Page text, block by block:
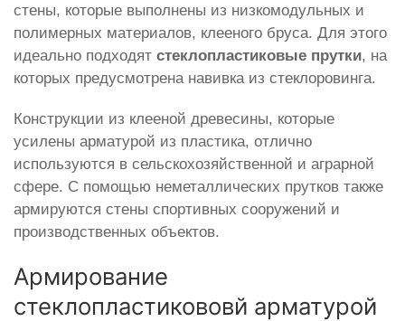
стены, которые выполнены из низкомодульных и
полимерных материалов, клееного бруса. Для этого
идеально подходят стеклопластиковые прутки, на
которых предусмотрена навивка из стеклоровинга.
Конструкции из клееной древесины, которые
усилены арматурой из пластика, отлично
используются в сельскохозяйственной и аграрной
сфере. С помощью неметаллических прутков также
армируются стены спортивных сооружений и
производственных объектов.
Армирование
стеклопластикововй арматурой